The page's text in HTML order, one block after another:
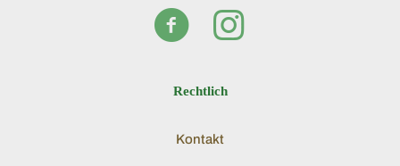
Rechtlich
Kontakt